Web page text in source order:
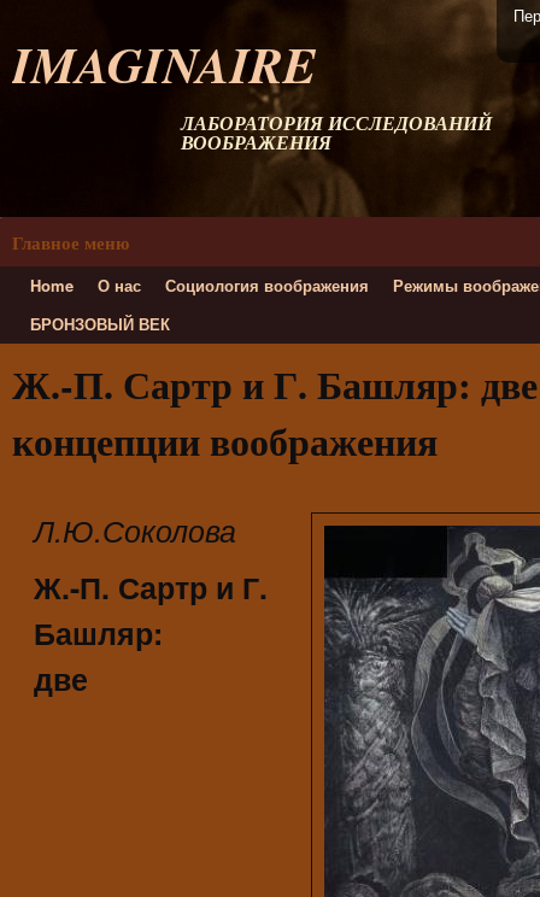
IMAGINAIRE
ЛАБОРАТОРИЯ ИССЛЕДОВАНИЙ
ВООБРАЖЕНИЯ
Главное меню
Home О нас Социология воображения
Режимы
БРОНЗОВЫЙ ВЕК
Ж.-П. Сартр и Г. Башляр: две
концепции воображения
Л.Ю.Соколова
Ж.-П. Сартр и Г.
Башляр:
две